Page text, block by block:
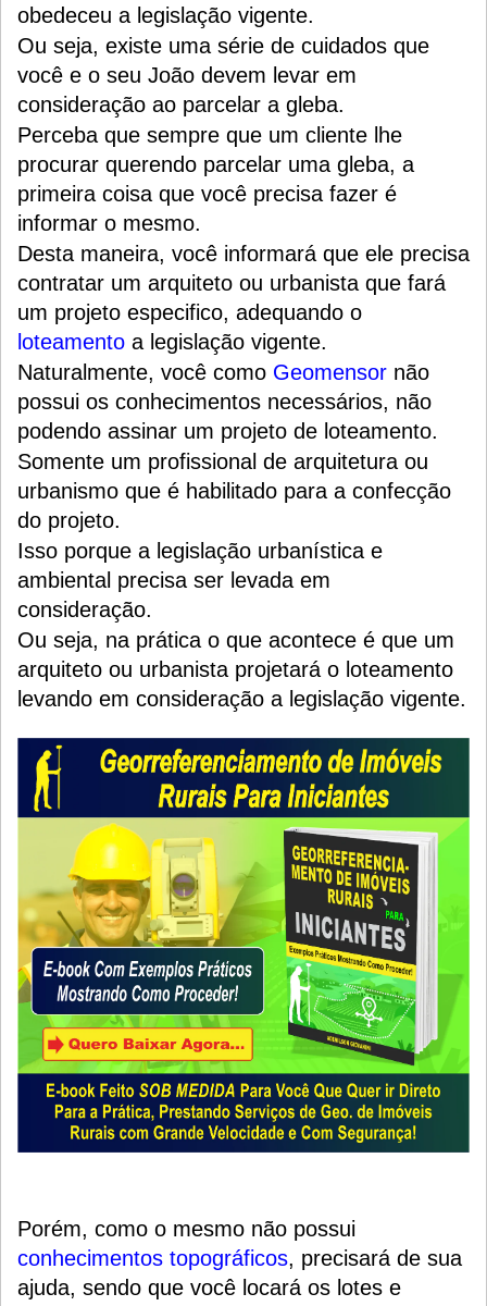
obedeceu a legislação vigente.
Ou seja, existe uma série de cuidados que
você e o seu João devem levar em
consideração ao parcelar a gleba.
Perceba que sempre que um cliente lhe
procurar querendo parcelar uma gleba, a
primeira coisa que você precisa fazer é
informar o mesmo.
Desta maneira, você informará que ele precisa
contratar um arquiteto ou urbanista que fará
um projeto especifico, adequando o
loteamento a legislação vigente.
Naturalmente, você como Geomensor não
possui os conhecimentos necessários, não
podendo assinar um projeto de loteamento.
Somente um profissional de arquitetura ou
urbanismo que é habilitado para a confecção
do projeto.
Isso porque a legislação urbanística e
ambiental precisa ser levada em
consideração.
Ou seja, na prática o que acontece é que um
arquiteto ou urbanista projetará o loteamento
levando em consideração a legislação vigente.
Porém, como o mesmo não possui
conhecimentos topográficos, precisará de sua
ajuda, sendo que você locará os lotes e